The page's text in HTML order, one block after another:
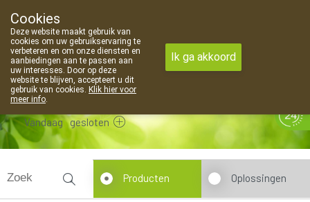
09 373 94 03
Vandaag gesloten
Producten Oplossingen
Cookies
Deze website maakt gebruik van
cookies om uw gebruikservaring te
verbeteren en om onze diensten en
aanbiedingen aan te passen aan
uw interesses. Door op deze
website te blijven, accepteert u dit
gebruik van cookies. Klik hier voor
meer info.
Ik ga akkoord